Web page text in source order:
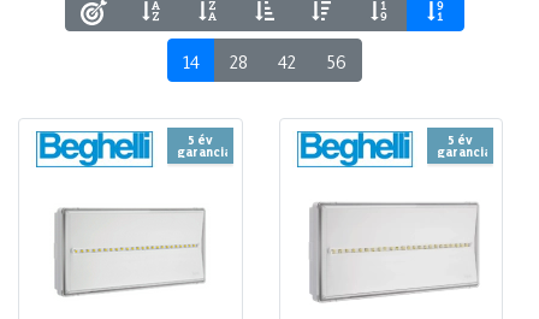
14 28 42 56
5 év
garancia
5 év
garancia